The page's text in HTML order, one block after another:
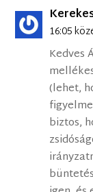
16:05
Kedves
(lehet,
biztos,